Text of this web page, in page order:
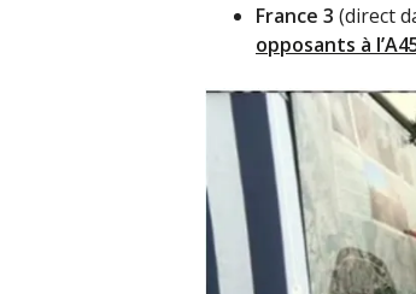
France 3 (direct
opposants à